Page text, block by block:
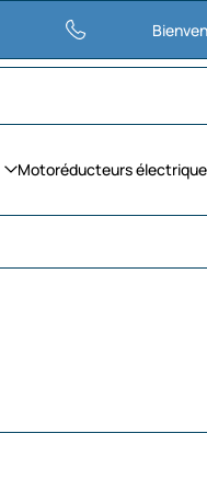
Bienvenue chez
Motoréducteurs